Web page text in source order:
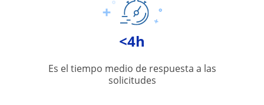
<4h
Es el tiempo medio de respuesta a las
solicitudes